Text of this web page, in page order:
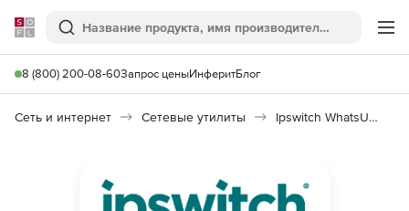
Softline
Поиск
8 (800) 200-08-60Запрос ценыИнферитБлог
Сеть и интернет Сетевые утилиты Ipswitch WhatsUp Gold MSP